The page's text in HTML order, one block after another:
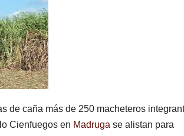
de caña más de 250 macheteros
Cienfuegos en Madruga se alistan para